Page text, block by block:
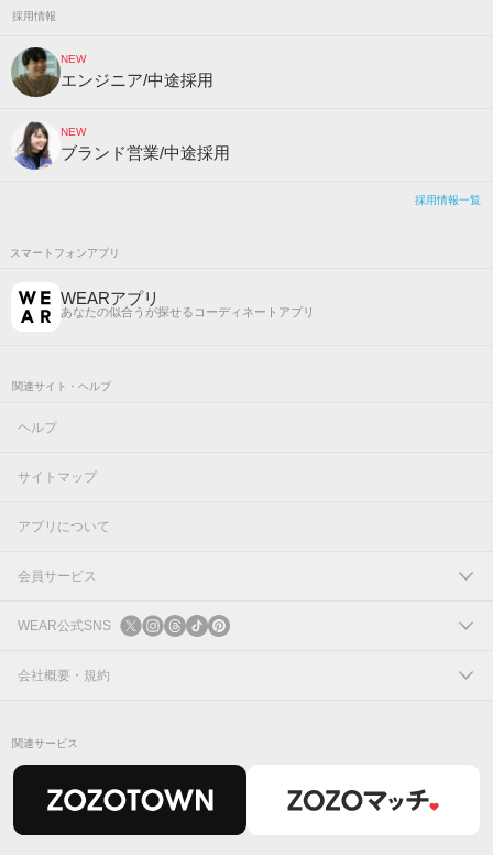
採用情報
NEW
エンジニア/中途採用
NEW
ブランド営業/中途採用
採用情報一覧
スマートフォンアプリ
WEARアプリ
あなたの似合うが探せるコーディネートアプリ
関連サイト・ヘルプ
ヘルプ
サイトマップ
アプリについて
会員サービス
ログイン
新規会員登録
WEAR公式SNS
X
会社概要・規約
関連サービス